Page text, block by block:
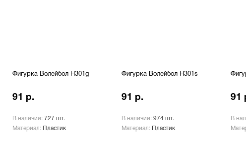
Фигурка Волейбол H301g
91 р.
В наличии: 727 шт.
Материал:
Пластик
Фигурка Волейбол H301s
91 р.
В наличии: 974 шт.
Материал:
Пластик
91
В